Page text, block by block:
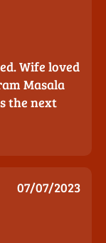
Wife loved
Masala
the next
07/07/2023